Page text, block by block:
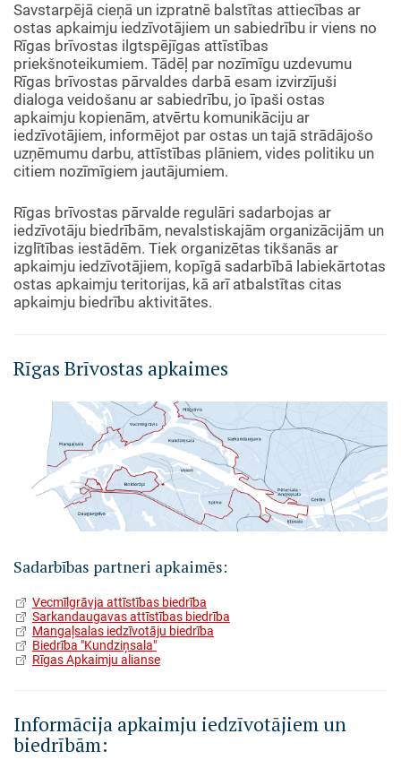
Savstarpējā cieņā un izpratnē balstītas attiecības ar
ostas apkaimju iedzīvotājiem un sabiedrību ir viens no
Rīgas brīvostas ilgtspējīgas attīstības
priekšnoteikumiem. Tādēļ par nozīmīgu uzdevumu
Rīgas brīvostas pārvaldes darbā esam izvirzījuši
dialoga veidošanu ar sabiedrību, jo īpaši ostas
apkaimju kopienām, atvērtu komunikāciju ar
iedzīvotājiem, informējot par ostas un tajā strādājošo
uzņēmumu darbu, attīstības plāniem, vides politiku un
citiem nozīmīgiem jautājumiem.
Rīgas brīvostas pārvalde regulāri sadarbojas ar
iedzīvotāju biedrībām, nevalstiskajām organizācijām un
izglītības iestādēm. Tiek organizētas tikšanās ar
apkaimju iedzīvotājiem, kopīgā sadarbībā labiekārtotas
ostas apkaimju teritorijas, kā arī atbalstītas citas
apkaimju biedrību aktivitātes.
Rīgas Brīvostas apkaimes
Sadarbības partneri apkaimēs:
Vecmīlgrāvja attīstības biedrība
Sarkandaugavas attīstības biedrība
Mangaļsalas iedzīvotāju biedrība
Biedrība "Kundziņsala"
Rīgas Apkaimju alianse
Informācija apkaimju iedzīvotājiem un
biedrībām: